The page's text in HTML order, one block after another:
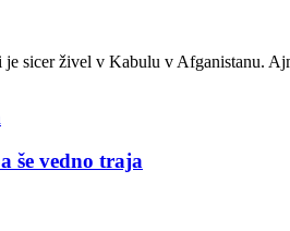
sicer živel v Kabulu v Afganistanu.
še vedno traja